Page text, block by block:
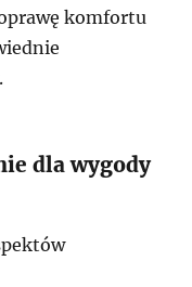
komfortu
dla wygody